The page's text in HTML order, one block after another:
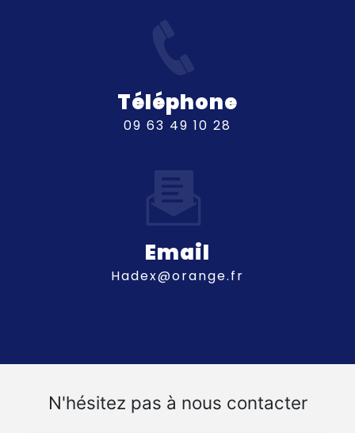
Téléphone
09 63 49 10 28
Email
hadex@orange.fr
N'hésitez pas à nous contacter